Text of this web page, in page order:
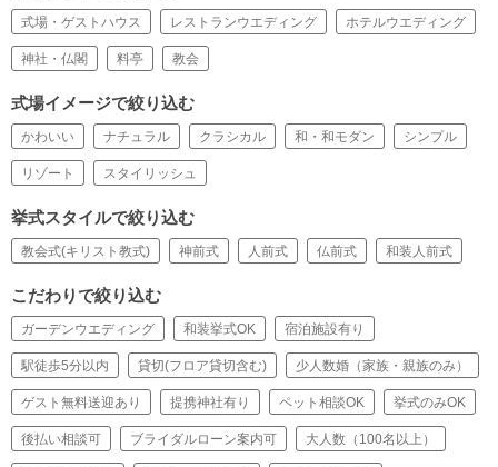
式場・ゲストハウス レストランウエディング ホテルウエディング
神社・仏閣 料亭 教会
式場イメージで絞り込む
かわいい ナチュラル クラシカル 和・和モダン シンプル
リゾート スタイリッシュ
挙式スタイルで絞り込む
教会式(キリスト教式) 神前式 人前式 仏前式 和装人前式
こだわりで絞り込む
ガーデンウエディング 和装挙式OK 宿泊施設有り
駅徒歩5分以内 貸切(フロア貸切含む) 少人数婚（家族・親族のみ）
ゲスト無料送迎あり 提携神社有り ペット相談OK 挙式のみOK
後払い相談可 ブライダルローン案内可 大人数（100名以上）